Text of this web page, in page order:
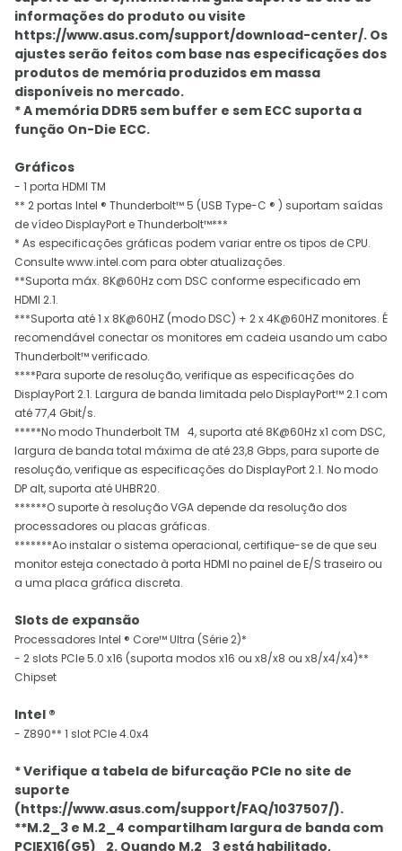
informações do produto ou visite
https://www.asus.com/support/download-center/. Os
ajustes serão feitos com base nas especificações dos
produtos de memória produzidos em massa
disponíveis no mercado.
* A memória DDR5 sem buffer e sem ECC suporta a
função On-Die ECC.
Gráficos
- 1 porta HDMI TM
** 2 portas Intel ® Thunderbolt™ 5 (USB Type-C ® ) suportam saídas
de vídeo DisplayPort e Thunderbolt™***
* As especificações gráficas podem variar entre os tipos de CPU.
Consulte www.intel.com para obter atualizações.
**Suporta máx. 8K@60Hz com DSC conforme especificado em
HDMI 2.1.
***Suporta até 1 x 8K@60HZ (modo DSC) + 2 x 4K@60HZ monitores. É
recomendável conectar os monitores em cadeia usando um cabo
Thunderbolt™ verificado.
****Para suporte de resolução, verifique as especificações do
DisplayPort 2.1. Largura de banda limitada pelo DisplayPort™ 2.1 com
até 77,4 Gbit/s.
*****No modo Thunderbolt TM 4, suporta até 8K@60Hz x1 com DSC,
largura de banda total máxima de até 23,8 Gbps, para suporte de
resolução, verifique as especificações do DisplayPort 2.1. No modo
DP alt, suporta até UHBR20.
******O suporte à resolução VGA depende da resolução dos
processadores ou placas gráficas.
*******Ao instalar o sistema operacional, certifique-se de que seu
monitor esteja conectado à porta HDMI no painel de E/S traseiro ou
a uma placa gráfica discreta.
Slots de expansão
Processadores Intel ® Core™ Ultra (Série 2)*
- 2 slots PCIe 5.0 x16 (suporta modos x16 ou x8/x8 ou x8/x4/x4)**
Chipset
Intel ®
- Z890** 1 slot PCIe 4.0x4
* Verifique a tabela de bifurcação PCIe no site de
suporte
(https://www.asus.com/support/FAQ/1037507/).
**M.2_3 e M.2_4 compartilham largura de banda com
PCIEX16(G5)_2. Quando M.2_3 está habilitado,